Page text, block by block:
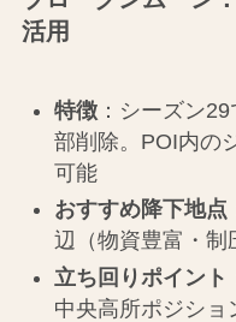
活用
特徴：シーズン
部削除。POI内の
可能
おすすめ降下地点
辺（物資豊富・制
立ち回りポイント
中央高所ポジショ